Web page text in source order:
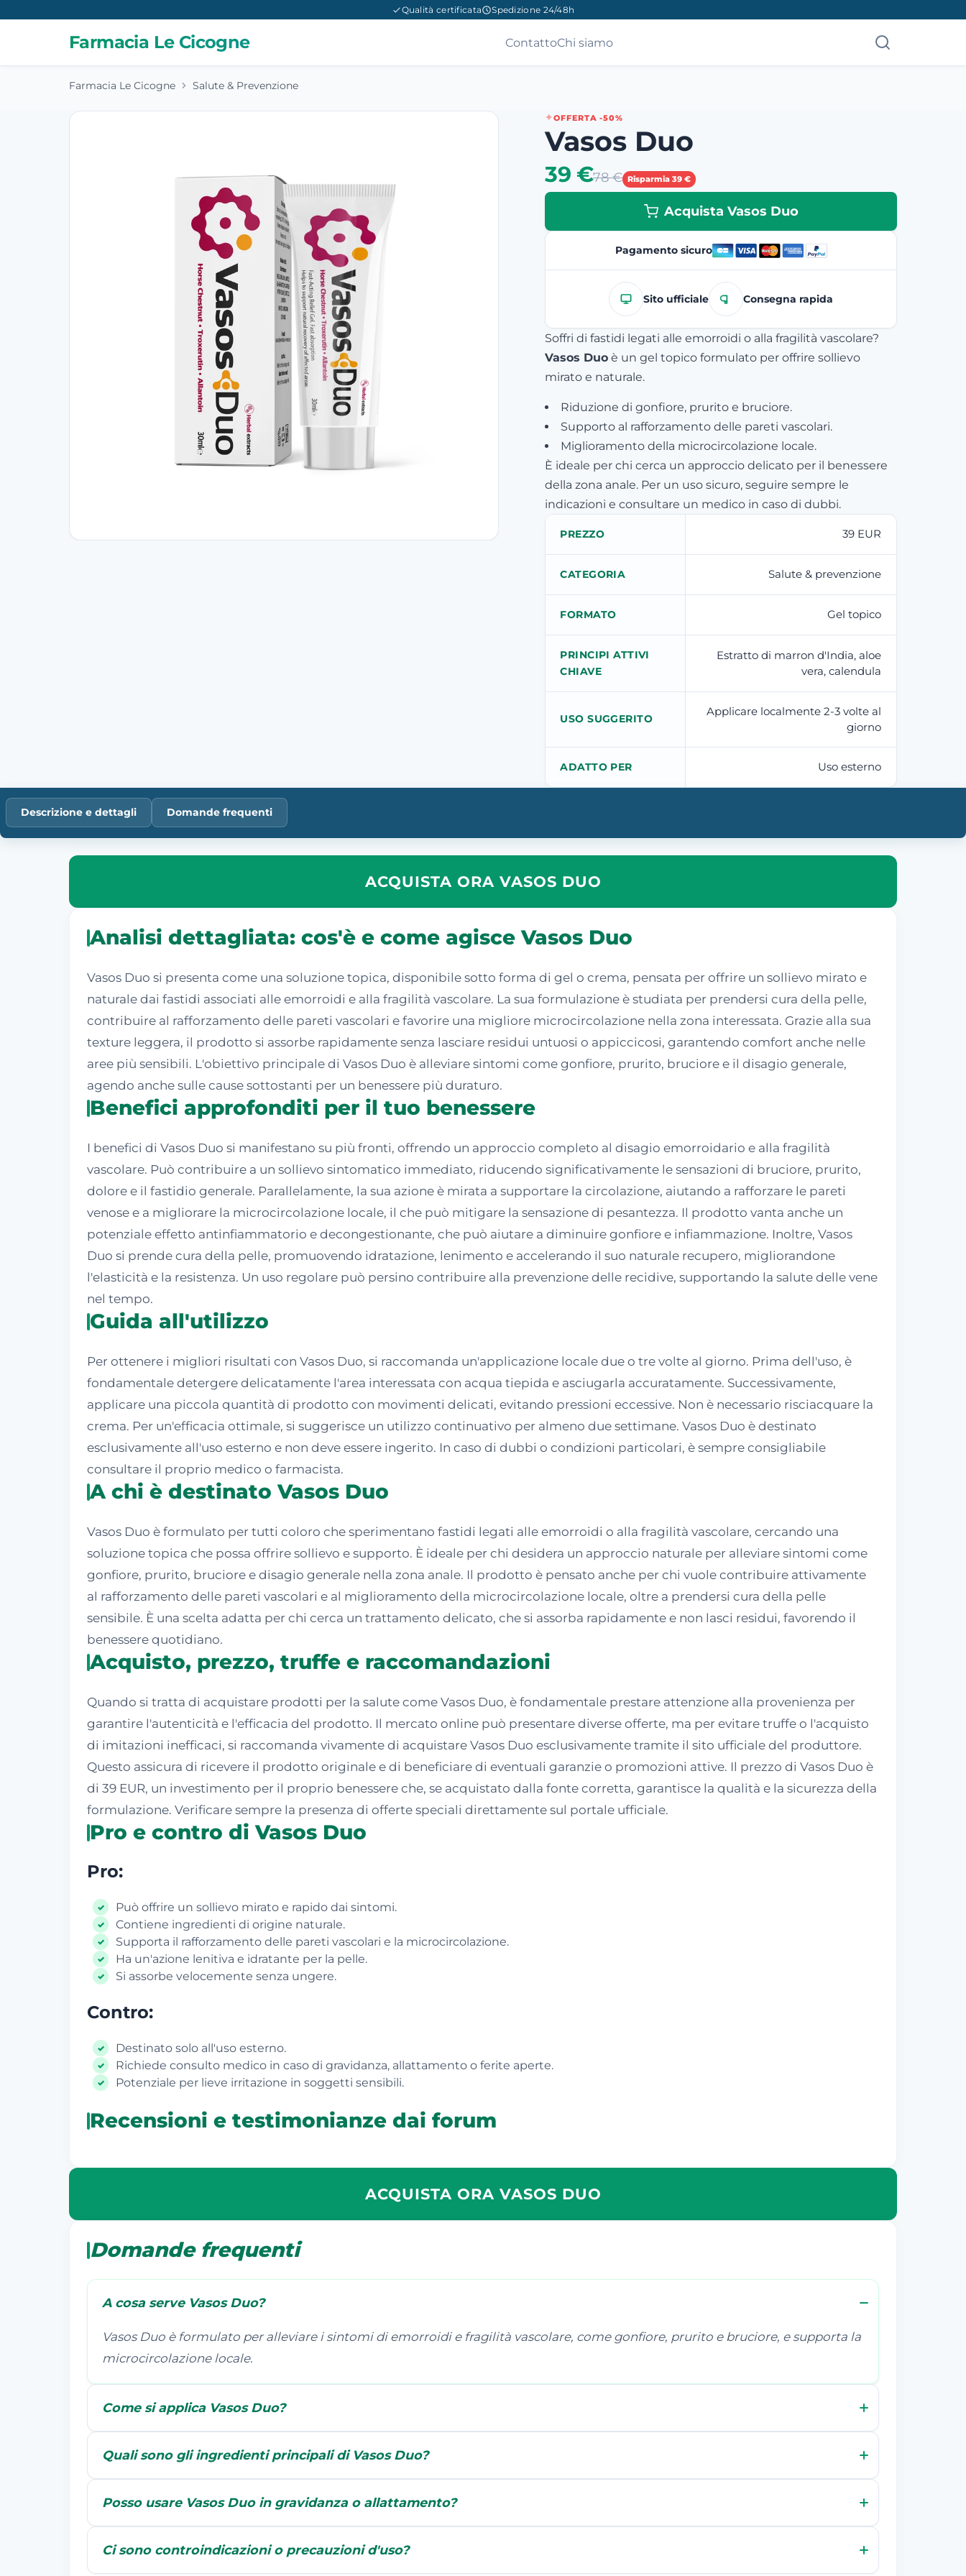
Qualità certificata Spedizione 24/48h
Farmacia Le Cicogne ContattoChi siamo
Farmacia Le Cicogne Salute & Prevenzione
OFFERTA -50%
Vasos Duo
39 €78 € Risparmia 39 €
Acquista Vasos Duo
Pagamento sicuro
Sito ufficiale Consegna rapida
Soffri di fastidi legati alle emorroidi o alla fragilità vascolare?
Vasos Duo è un gel topico formulato per offrire sollievo
mirato e naturale.
Riduzione di gonfiore, prurito e bruciore.
Supporto al rafforzamento delle pareti vascolari.
Miglioramento della microcircolazione locale.
È ideale per chi cerca un approccio delicato per il benessere
della zona anale. Per un uso sicuro, seguire sempre le
indicazioni e consultare un medico in caso di dubbi.
PREZZO 39 EUR
CATEGORIA Salute & prevenzione
FORMATO Gel topico
PRINCIPI ATTIVI
CHIAVE
Estratto di marron d'India, aloe
vera, calendula
USO SUGGERITO
Applicare localmente 2-3 volte al
giorno
ADATTO PER Uso esterno
Descrizione e dettagli Domande frequenti
ACQUISTA ORA VASOS DUO
Analisi dettagliata: cos'è e come agisce Vasos Duo
Vasos Duo si presenta come una soluzione topica, disponibile sotto forma di gel o crema, pensata per offrire un sollievo mirato e
naturale dai fastidi associati alle emorroidi e alla fragilità vascolare. La sua formulazione è studiata per prendersi cura della pelle,
contribuire al rafforzamento delle pareti vascolari e favorire una migliore microcircolazione nella zona interessata. Grazie alla sua
texture leggera, il prodotto si assorbe rapidamente senza lasciare residui untuosi o appiccicosi, garantendo comfort anche nelle
aree più sensibili. L'obiettivo principale di Vasos Duo è alleviare sintomi come gonfiore, prurito, bruciore e il disagio generale,
agendo anche sulle cause sottostanti per un benessere più duraturo.
Benefici approfonditi per il tuo benessere
I benefici di Vasos Duo si manifestano su più fronti, offrendo un approccio completo al disagio emorroidario e alla fragilità
vascolare. Può contribuire a un sollievo sintomatico immediato, riducendo significativamente le sensazioni di bruciore, prurito,
dolore e il fastidio generale. Parallelamente, la sua azione è mirata a supportare la circolazione, aiutando a rafforzare le pareti
venose e a migliorare la microcircolazione locale, il che può mitigare la sensazione di pesantezza. Il prodotto vanta anche un
potenziale effetto antinfiammatorio e decongestionante, che può aiutare a diminuire gonfiore e infiammazione. Inoltre, Vasos
Duo si prende cura della pelle, promuovendo idratazione, lenimento e accelerando il suo naturale recupero, migliorandone
l'elasticità e la resistenza. Un uso regolare può persino contribuire alla prevenzione delle recidive, supportando la salute delle vene
nel tempo.
Guida all'utilizzo
Per ottenere i migliori risultati con Vasos Duo, si raccomanda un'applicazione locale due o tre volte al giorno. Prima dell'uso, è
fondamentale detergere delicatamente l'area interessata con acqua tiepida e asciugarla accuratamente. Successivamente,
applicare una piccola quantità di prodotto con movimenti delicati, evitando pressioni eccessive. Non è necessario risciacquare la
crema. Per un'efficacia ottimale, si suggerisce un utilizzo continuativo per almeno due settimane. Vasos Duo è destinato
esclusivamente all'uso esterno e non deve essere ingerito. In caso di dubbi o condizioni particolari, è sempre consigliabile
consultare il proprio medico o farmacista.
A chi è destinato Vasos Duo
Vasos Duo è formulato per tutti coloro che sperimentano fastidi legati alle emorroidi o alla fragilità vascolare, cercando una
soluzione topica che possa offrire sollievo e supporto. È ideale per chi desidera un approccio naturale per alleviare sintomi come
gonfiore, prurito, bruciore e disagio generale nella zona anale. Il prodotto è pensato anche per chi vuole contribuire attivamente
al rafforzamento delle pareti vascolari e al miglioramento della microcircolazione locale, oltre a prendersi cura della pelle
sensibile. È una scelta adatta per chi cerca un trattamento delicato, che si assorba rapidamente e non lasci residui, favorendo il
benessere quotidiano.
Acquisto, prezzo, truffe e raccomandazioni
Quando si tratta di acquistare prodotti per la salute come Vasos Duo, è fondamentale prestare attenzione alla provenienza per
garantire l'autenticità e l'efficacia del prodotto. Il mercato online può presentare diverse offerte, ma per evitare truffe o l'acquisto
di imitazioni inefficaci, si raccomanda vivamente di acquistare Vasos Duo esclusivamente tramite il sito ufficiale del produttore.
Questo assicura di ricevere il prodotto originale e di beneficiare di eventuali garanzie o promozioni attive. Il prezzo di Vasos Duo è
di 39 EUR, un investimento per il proprio benessere che, se acquistato dalla fonte corretta, garantisce la qualità e la sicurezza della
formulazione. Verificare sempre la presenza di offerte speciali direttamente sul portale ufficiale.
Pro e contro di Vasos Duo
Pro:
Può offrire un sollievo mirato e rapido dai sintomi.
Contiene ingredienti di origine naturale.
Supporta il rafforzamento delle pareti vascolari e la microcircolazione.
Ha un'azione lenitiva e idratante per la pelle.
Si assorbe velocemente senza ungere.
Contro:
Destinato solo all'uso esterno.
Richiede consulto medico in caso di gravidanza, allattamento o ferite aperte.
Potenziale per lieve irritazione in soggetti sensibili.
Recensioni e testimonianze dai forum
ACQUISTA ORA VASOS DUO
Domande frequenti
A cosa serve Vasos Duo?
Vasos Duo è formulato per alleviare i sintomi di emorroidi e fragilità vascolare, come gonfiore, prurito e bruciore, e supporta la
microcircolazione locale.
Come si applica Vasos Duo?
Quali sono gli ingredienti principali di Vasos Duo?
Posso usare Vasos Duo in gravidanza o allattamento?
Ci sono controindicazioni o precauzioni d'uso?